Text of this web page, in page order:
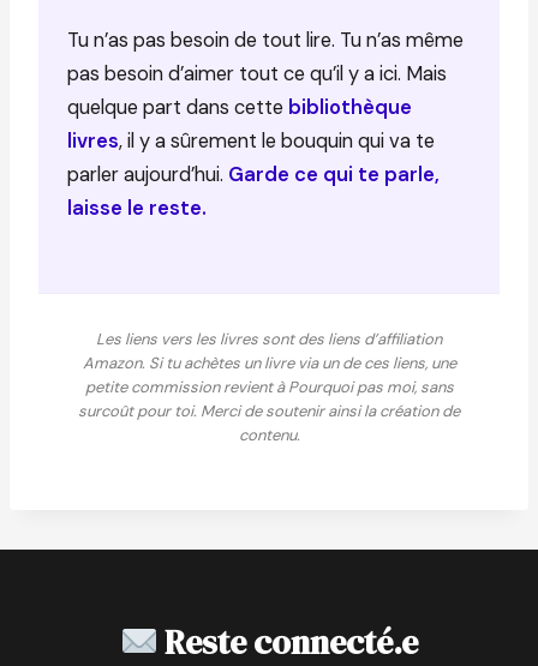
Tu n’as pas besoin de tout lire. Tu n’as même
pas besoin d’aimer tout ce qu’il y a ici. Mais
quelque part dans cette bibliothèque
livres, il y a sûrement le bouquin qui va te
parler aujourd’hui. Garde ce qui te parle,
laisse le reste.
Les liens vers les livres sont des liens d’affiliation
Amazon. Si tu achètes un livre via un de ces liens, une
petite commission revient à Pourquoi pas moi, sans
surcoût pour toi. Merci de soutenir ainsi la création de
contenu.
Reste connecté.e